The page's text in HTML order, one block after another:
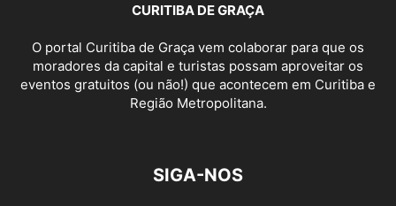
CURITIBA DE GRAÇA
O portal Curitiba de Graça vem colaborar para que os
moradores da capital e turistas possam aproveitar os
eventos gratuitos (ou não!) que acontecem em Curitiba e
Região Metropolitana.
SIGA-NOS